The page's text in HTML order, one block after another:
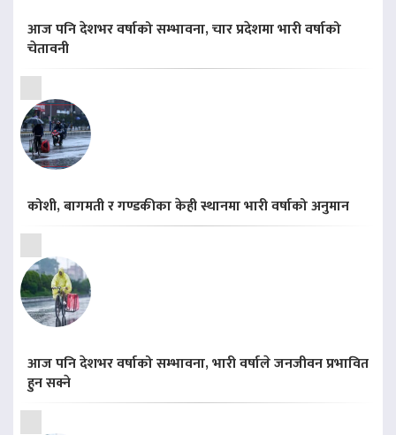
आज पनि देशभर वर्षाको सम्भावना, चार प्रदेशमा भारी वर्षाको
चेतावनी
कोशी, बागमती र गण्डकीका केही स्थानमा भारी वर्षाको अनुमान
आज पनि देशभर वर्षाको सम्भावना, भारी वर्षाले जनजीवन प्रभावित
हुन सक्ने